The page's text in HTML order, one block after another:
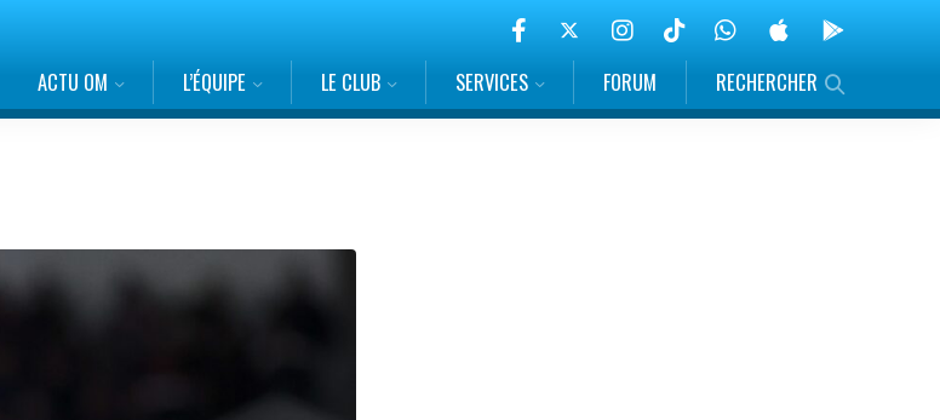
ACTU OM L’ÉQUIPE LE CLUB SERVICES FORUM RECHERCHER